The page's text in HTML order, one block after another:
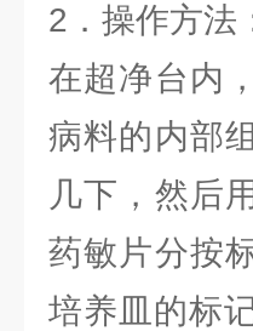
2．操作方法
在超净台内
病料的内部
几下，然后
药敏片分按
培养皿的标